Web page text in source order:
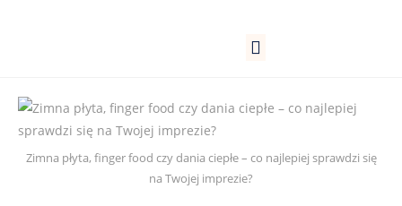
Zimna płyta, finger food czy dania ciepłe – co najlepiej sprawdzi się
na Twojej imprezie?